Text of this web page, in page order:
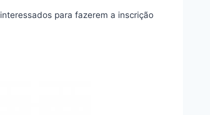
para fazerem a inscrição